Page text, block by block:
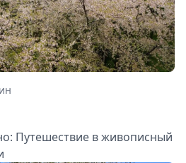
Путешествие в живописный